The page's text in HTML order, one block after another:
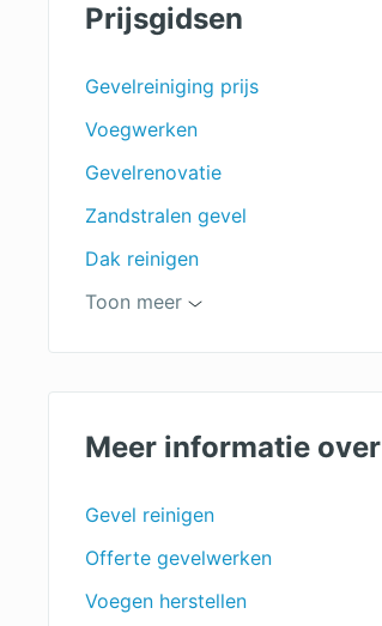
Prijsgidsen
Gevelreiniging prijs
Voegwerken
Gevelrenovatie
Zandstralen gevel
Dak reinigen
Voeger
Gevelspecialist
Gevelonderhoud
Toon meer
Meer informatie over
Gevel reinigen
Offerte gevelwerken
Voegen herstellen